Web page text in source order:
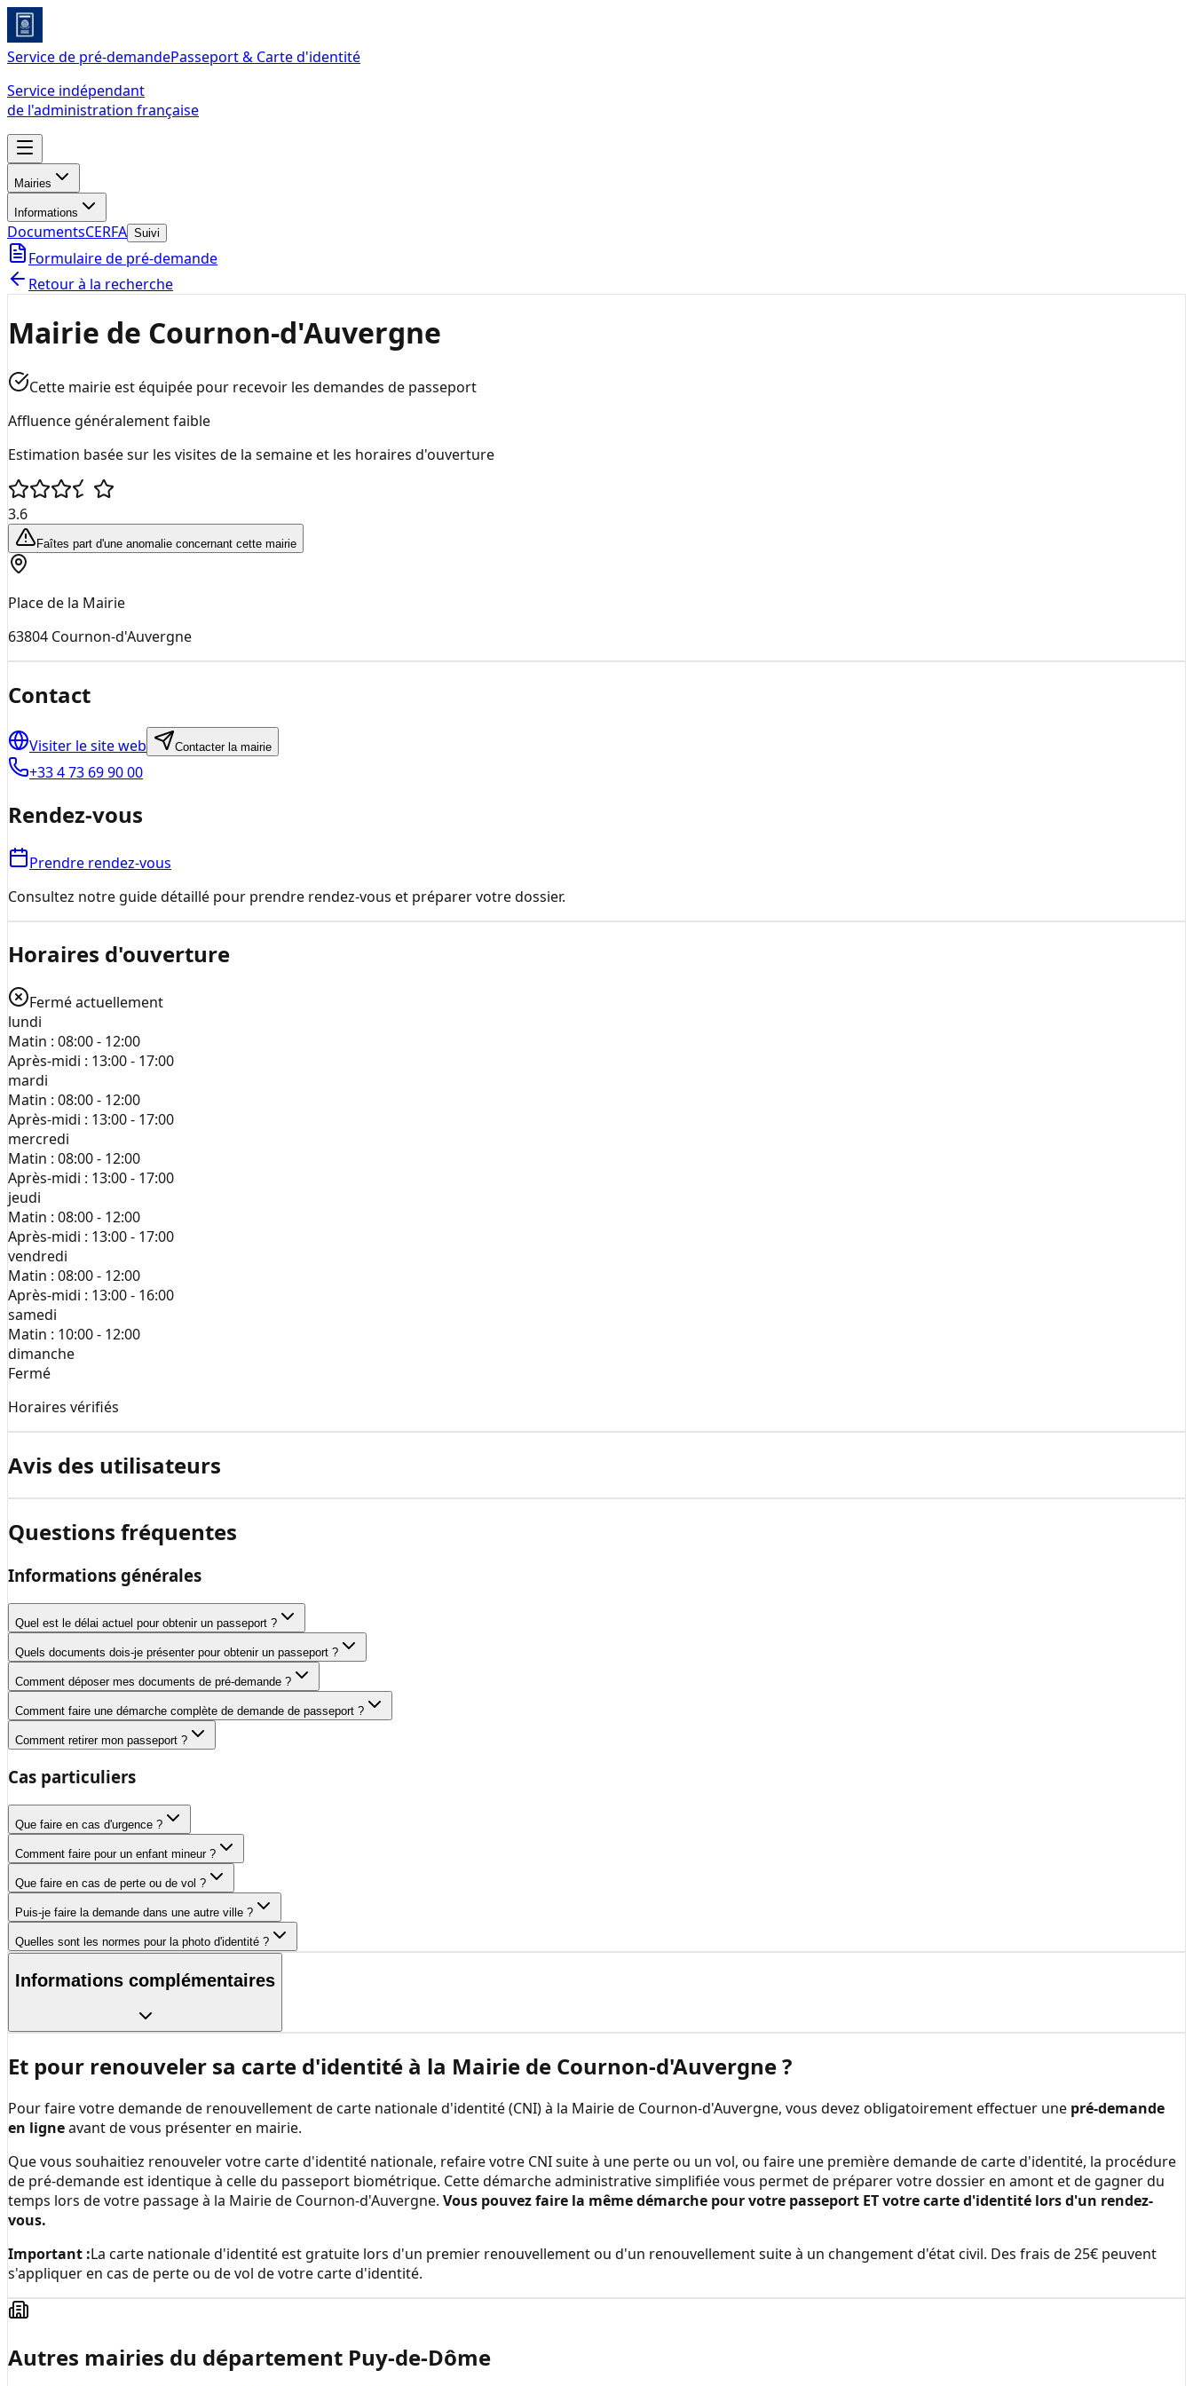
Service de pré-demandePasseport & Carte d'identité
Service indépendant
de l'administration française
Mairies
Informations
DocumentsCERFA Suivi
Formulaire de pré-demande
Retour à la recherche
Mairie de Cournon-d'Auvergne
Cette mairie est équipée pour recevoir les demandes de passeport
Affluence généralement faible
Estimation basée sur les visites de la semaine et les horaires d'ouverture
3.6
Faîtes part d'une anomalie concernant cette mairie
Place de la Mairie
63804 Cournon-d'Auvergne
Contact
Visiter le site web Contacter la mairie
+33 4 73 69 90 00
Rendez-vous
Prendre rendez-vous
Consultez notre guide détaillé pour prendre rendez-vous et préparer votre dossier.
Horaires d'ouverture
Fermé actuellement
lundi
Matin : 08:00 - 12:00
Après-midi : 13:00 - 17:00
mardi
Matin : 08:00 - 12:00
Après-midi : 13:00 - 17:00
mercredi
Matin : 08:00 - 12:00
Après-midi : 13:00 - 17:00
jeudi
Matin : 08:00 - 12:00
Après-midi : 13:00 - 17:00
vendredi
Matin : 08:00 - 12:00
Après-midi : 13:00 - 16:00
samedi
Matin : 10:00 - 12:00
dimanche
Fermé
Horaires vérifiés
Avis des utilisateurs
Questions fréquentes
Informations générales
Quel est le délai actuel pour obtenir un passeport ?
Quels documents dois-je présenter pour obtenir un passeport ?
Comment déposer mes documents de pré-demande ?
Comment faire une démarche complète de demande de passeport ?
Comment retirer mon passeport ?
Cas particuliers
Que faire en cas d'urgence ?
Comment faire pour un enfant mineur ?
Que faire en cas de perte ou de vol ?
Puis-je faire la demande dans une autre ville ?
Quelles sont les normes pour la photo d'identité ?
Informations complémentaires
Et pour renouveler sa carte d'identité à la Mairie de Cournon-d'Auvergne?
Pour faire votre demande de renouvellement de carte nationale d'identité (CNI) à la Mairie de Cournon-d'Auvergne, vous devez obligatoirement effectuer une pré-demande
en ligneavant de vous présenter en mairie.
Que vous souhaitiez renouveler votre carte d'identité nationale, refaire votre CNI suite à une perte ou un vol, ou faire une première demande de carte d'identité, la procédure
de pré-demande est identique à celle du passeport biométrique. Cette démarche administrative simplifiée vous permet de préparer votre dossier en amont et de gagner du
temps lors de votre passage à la Mairie de Cournon-d'Auvergne. Vous pouvez faire la même démarche pour votre passeport ET votre carte d'identité lors d'un rendez-
vous.
Important :La carte nationale d'identité est gratuite lors d'un premier renouvellement ou d'un renouvellement suite à un changement d'état civil. Des frais de 25€ peuvent
s'appliquer en cas de perte ou de vol de votre carte d'identité.
Autres mairies du département Puy-de-Dôme